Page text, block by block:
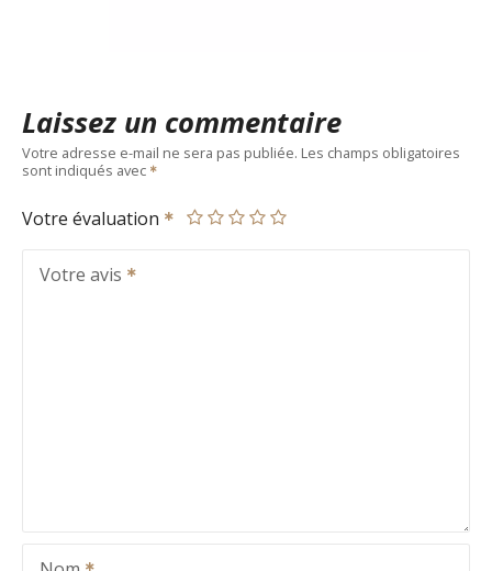
Laissez un commentaire
Votre adresse e-mail ne sera pas publiée. Les champs obligatoires
sont indiqués avec
Votre évaluation
Votre avis